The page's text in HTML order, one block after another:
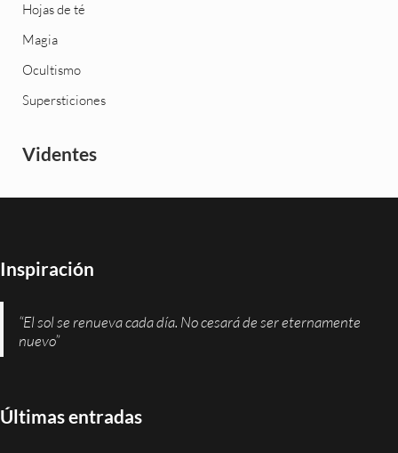
Hojas de té
Magia
Ocultismo
Supersticiones
Videntes
Inspiración
“El sol se renueva cada día. No cesará de ser eternamente
nuevo”
Últimas entradas